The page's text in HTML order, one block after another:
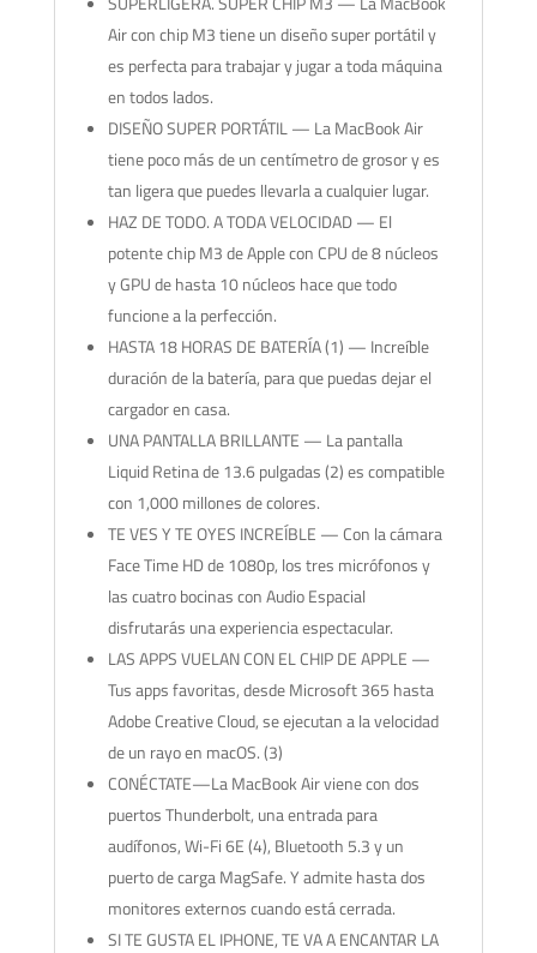
Air con chip M3 tiene un diseño super portátil y
es perfecta para trabajar y jugar a toda máquina
en todos lados.
DISEÑO SUPER PORTÁTIL — La MacBook Air
tiene poco más de un centímetro de grosor y es
tan ligera que puedes llevarla a cualquier lugar.
HAZ DE TODO. A TODA VELOCIDAD — El
potente chip M3 de Apple con CPU de 8 núcleos
y GPU de hasta 10 núcleos hace que todo
funcione a la perfección.
HASTA 18 HORAS DE BATERÍA (1) — Increíble
duración de la batería, para que puedas dejar el
cargador en casa.
UNA PANTALLA BRILLANTE — La pantalla
Liquid Retina de 13.6 pulgadas (2) es compatible
con 1,000 millones de colores.
TE VES Y TE OYES INCREÍBLE — Con la cámara
Face Time HD de 1080p, los tres micrófonos y
las cuatro bocinas con Audio Espacial
disfrutarás una experiencia espectacular.
LAS APPS VUELAN CON EL CHIP DE APPLE —
Tus apps favoritas, desde Microsoft 365 hasta
Adobe Creative Cloud, se ejecutan a la velocidad
de un rayo en macOS. (3)
CONÉCTATE—La MacBook Air viene con dos
puertos Thunderbolt, una entrada para
audífonos, Wi-Fi 6E (4), Bluetooth 5.3 y un
puerto de carga MagSafe. Y admite hasta dos
monitores externos cuando está cerrada.
SI TE GUSTA EL IPHONE, TE VA A ENCANTAR LA